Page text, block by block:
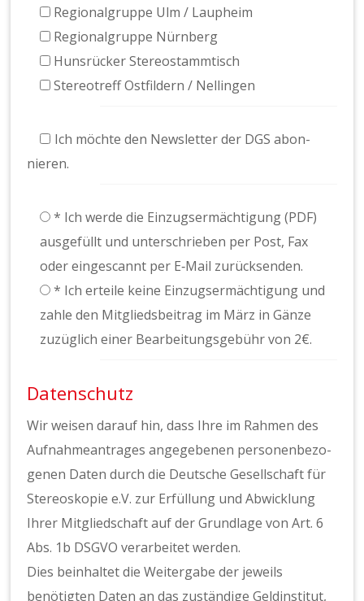
Region­al­gruppe Ulm / Laupheim
Region­al­gruppe Nürn­berg
Hun­srück­er Stere­ostammtisch
Stereotr­e­ff Ost­fildern / Nellin­gen
Ich möchte den Newslet­ter der DGS abon­
nieren.
* Ich werde die Einzugser­mäch­ti­gung (PDF)
aus­ge­füllt und unter­schrieben per Post, Fax
oder einges­can­nt per E‑Mail zurück­senden.
* Ich erteile keine Einzugser­mäch­ti­gung und
zahle den Mit­glieds­beitrag im März in Gänze
zuzüglich ein­er Bear­beitungs­ge­bühr von 2€.
Datenschutz
Wir weisen darauf hin, dass Ihre im Rah­men des
Auf­nah­meantrages angegebe­nen per­so­n­en­be­zo­
ge­nen Dat­en durch die Deutsche Gesellschaft für
Stere­oskopie e.V. zur Erfül­lung und Abwick­lung
Ihrer Mit­glied­schaft auf der Grund­lage von Art. 6
Abs. 1b DSGVO ver­ar­beit­et wer­den.
Dies bein­hal­tet die Weit­er­gabe der jew­eils
benötigten Dat­en an das zuständi­ge Geldin­sti­tut,